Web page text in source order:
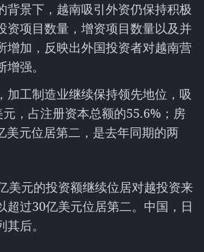
背景下，越南吸引外资仍保持积极
资项目数量，增资项目数量以及并
增加，反映出外国投资者对越南营
强。
加工制造业继续保持领先地位，吸
，占注册资本总额的55.6%；房
美元位居第二，是去年同期的两
美元的投资额继续位居对越投资来
超过30亿美元位居第二。中国，日
后。